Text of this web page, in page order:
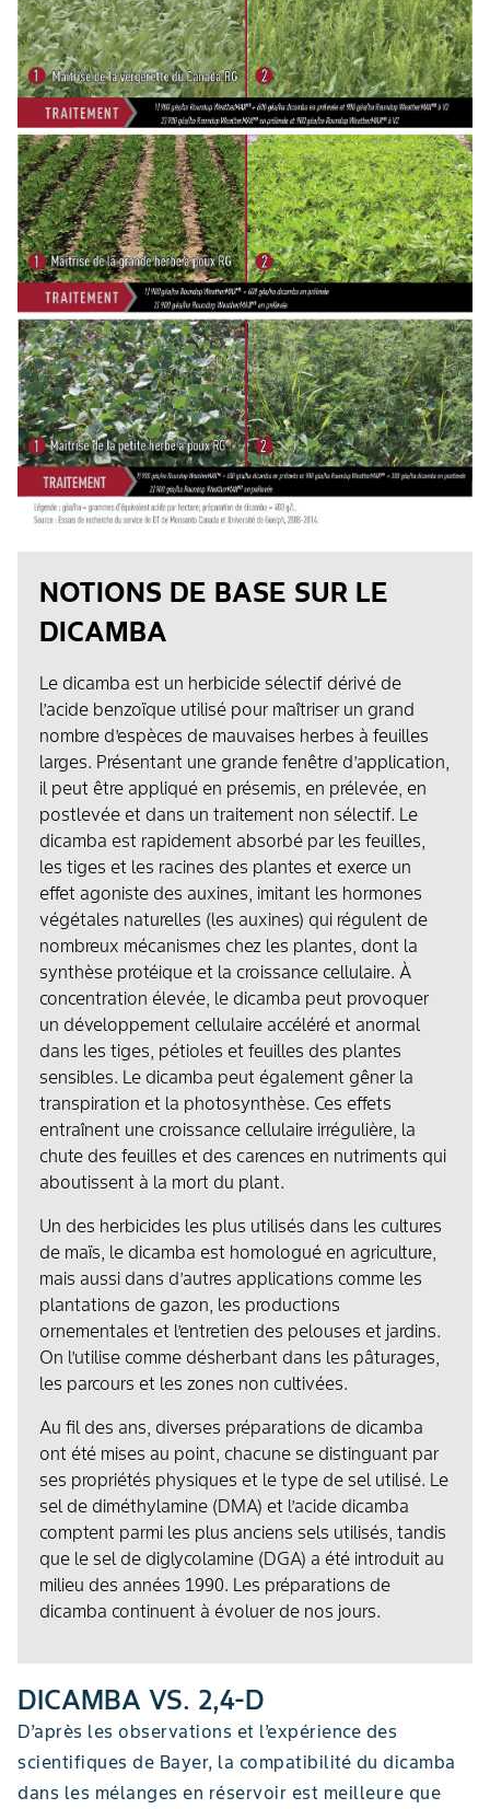
NOTIONS DE BASE SUR LE
DICAMBA
Le dicamba est un herbicide sélectif dérivé de
l’acide benzoïque utilisé pour maîtriser un grand
nombre d’espèces de mauvaises herbes à feuilles
larges. Présentant une grande fenêtre d’application,
il peut être appliqué en présemis, en prélevée, en
postlevée et dans un traitement non sélectif. Le
dicamba est rapidement absorbé par les feuilles,
les tiges et les racines des plantes et exerce un
effet agoniste des auxines, imitant les hormones
végétales naturelles (les auxines) qui régulent de
nombreux mécanismes chez les plantes, dont la
synthèse protéique et la croissance cellulaire. À
concentration élevée, le dicamba peut provoquer
un développement cellulaire accéléré et anormal
dans les tiges, pétioles et feuilles des plantes
sensibles. Le dicamba peut également gêner la
transpiration et la photosynthèse. Ces effets
entraînent une croissance cellulaire irrégulière, la
chute des feuilles et des carences en nutriments qui
aboutissent à la mort du plant.
Un des herbicides les plus utilisés dans les cultures
de maïs, le dicamba est homologué en agriculture,
mais aussi dans d’autres applications comme les
plantations de gazon, les productions
ornementales et l’entretien des pelouses et jardins.
On l’utilise comme désherbant dans les pâturages,
les parcours et les zones non cultivées.
Au fil des ans, diverses préparations de dicamba
ont été mises au point, chacune se distinguant par
ses propriétés physiques et le type de sel utilisé. Le
sel de diméthylamine (DMA) et l’acide dicamba
comptent parmi les plus anciens sels utilisés, tandis
que le sel de diglycolamine (DGA) a été introduit au
milieu des années 1990. Les préparations de
dicamba continuent à évoluer de nos jours.
DICAMBA VS. 2,4-D
D’après les observations et l’expérience des
scientifiques de Bayer, la compatibilité du dicamba
dans les mélanges en réservoir est meilleure que